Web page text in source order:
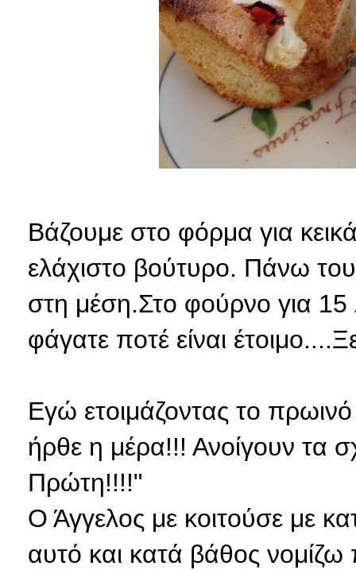
Βάζουμε στο φόρμα για
ελάχιστο βούτυρο. Πάνω
στη μέση.Στο φούρνο για 15
φάγατε ποτέ είναι
Εγώ ετοιμάζοντας το
ήρθε η μέρα!!! Ανοίγουν τα
Πρώτη!!!!"
Ο Άγγελος με κοιτούσε με
αυτό και κατά βάθος νομίζω